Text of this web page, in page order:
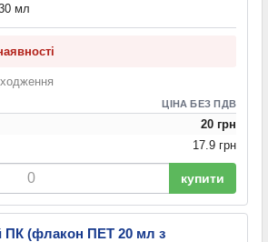
мл
ЦІНА БЕЗ ПДВ
20 грн
17.9 грн
купити
(флакон ПЕТ 20 мл з